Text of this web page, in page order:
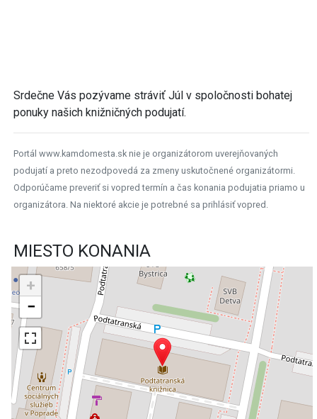
Srdečne Vás pozývame stráviť Júl v spoločnosti bohatej
ponuky našich knižničných podujatí.
Portál www.kamdomesta.sk nie je organizátorom uverejňovaných
podujatí a preto nezodpovedá za zmeny uskutočnené organizátormi.
Odporúčame preveriť si vopred termín a čas konania podujatia priamo u
organizátora. Na niektoré akcie je potrebné sa prihlásiť vopred.
MIESTO KONANIA
+
−